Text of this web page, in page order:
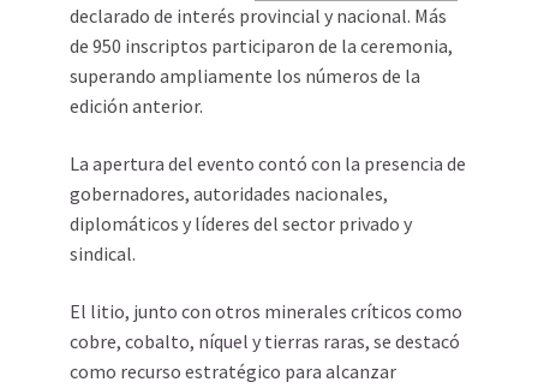
declarado de interés provincial y nacional. Más
de 950 inscriptos participaron de la ceremonia,
superando ampliamente los números de la
edición anterior.
La apertura del evento contó con la presencia de
gobernadores, autoridades nacionales,
diplomáticos y líderes del sector privado y
sindical.
El litio, junto con otros minerales críticos como
cobre, cobalto, níquel y tierras raras, se destacó
como recurso estratégico para alcanzar